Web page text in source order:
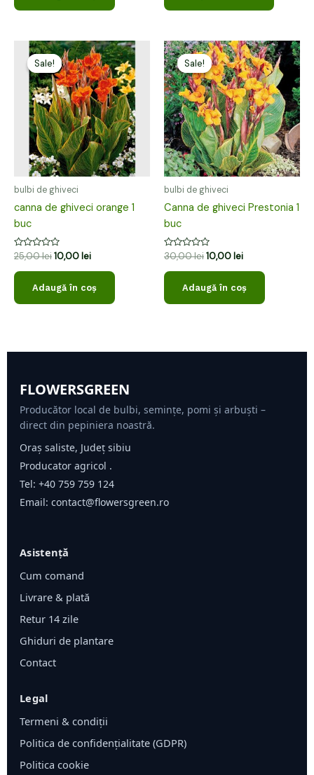
Sale!
Sale!
bulbi de ghiveci
canna de ghiveci orange 1
buc
Evaluat
0
25,00lei
Prețul
inițial
a
fost:
25,00 lei.
10,00lei
Prețul
curent
este:
10,00 lei.
Adaugă în coș
Sale!
Sale!
bulbi de ghiveci
Canna de ghiveci Prestonia 1
buc
Evaluat
0
30,00lei
Prețul
inițial
a
fost:
30,00 lei.
10,00lei
Prețul
curent
este:
10,00 lei.
Adaugă în coș
FLOWERSGREEN
Producător local de bulbi, semințe, pomi și arbuști –
direct din pepiniera noastră.
Oraș saliste, Județ sibiu
Producator agricol .
Tel: +40 759 759 124
Email: contact@flowersgreen.ro
Asistență
Cum comand
Livrare & plată
Retur 14 zile
Ghiduri de plantare
Contact
Legal
Termeni & condiții
Politica de confidențialitate (GDPR)
Politica cookie